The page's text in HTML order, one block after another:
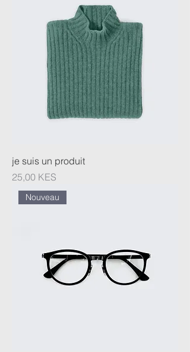
je suis un produit
Prix
25,00 KES
Nouveau